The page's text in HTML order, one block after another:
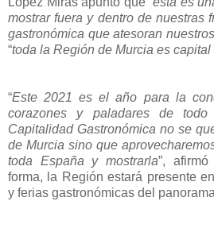
mostrar fuera y dentro de nuestras
gastronómica que atesoran
“toda la Región de Murcia es capital
“Este 2021 es el año para la
corazones y paladares de
Capitalidad Gastronómica no se
de Murcia sino que
toda España y mostrarla”,
forma, la Región estará presente
y ferias gastronómicas del